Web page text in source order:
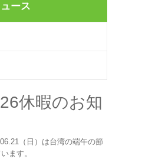
ース
休暇のお知
（日）は台湾の端午の節
ます。